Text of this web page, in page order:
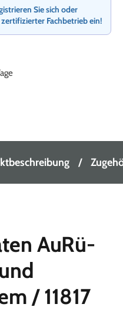
Sie sich oder
Fachbetrieb ein!
AuRü-
/ 11817